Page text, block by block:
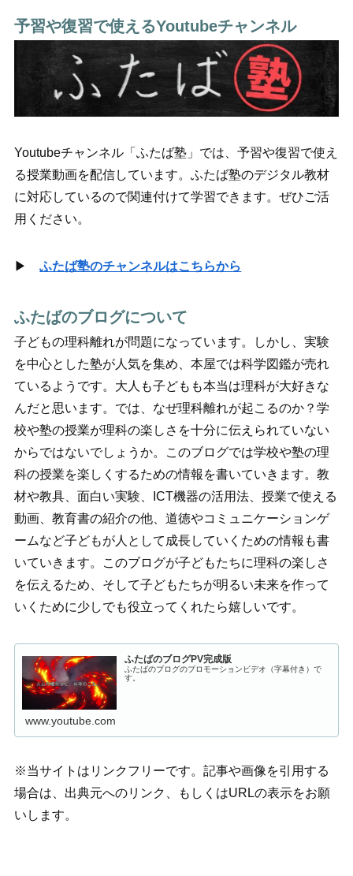
予習や復習で使えるYoutubeチャンネル
Youtubeチャンネル「ふたば塾」では、予習や復習で使え
る授業動画を配信しています。ふたば塾のデジタル教材
に対応しているので関連付けて学習できます。ぜひご活
用ください。
▶ふたば塾のチャンネルはこちらから
ふたばのブログについて
子どもの理科離れが問題になっています。しかし、実験
を中心とした塾が人気を集め、本屋では科学図鑑が売れ
ているようです。大人も子どもも本当は理科が大好きな
んだと思います。では、なぜ理科離れが起こるのか？学
校や塾の授業が理科の楽しさを十分に伝えられていない
からではないでしょうか。このブログでは学校や塾の理
科の授業を楽しくするための情報を書いていきます。教
材や教具、面白い実験、ICT機器の活用法、授業で使える
動画、教育書の紹介の他、道徳やコミュニケーションゲ
ームなど子どもが人として成長していくための情報も書
いていきます。このブログが子どもたちに理科の楽しさ
を伝えるため、そして子どもたちが明るい未来を作って
いくために少しでも役立ってくれたら嬉しいです。
ふたばのブログPV完成版
ふたばのブログのプロモーションビデオ（字幕付き）で
す。
www.youtube.com
※当サイトはリンクフリーです。記事や画像を引用する
場合は、出典元へのリンク、もしくはURLの表示をお願
いします。